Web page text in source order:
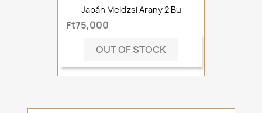
Japán Meidzsi Arany 2 Bu
Ft75,000
OUT OF STOCK